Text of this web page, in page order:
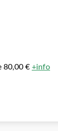
80,00 € +info